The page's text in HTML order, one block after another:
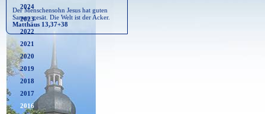
2024
2023
2022
2021
2020
2019
2018
2017
2016
Der Menschensohn Jesus hat guten
Samen gesät. Die Welt ist der Acker.
Matthäus 13,37+38